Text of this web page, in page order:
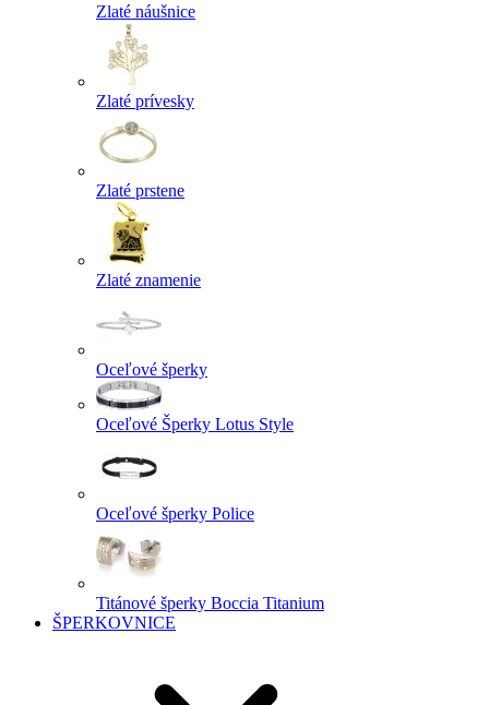
Zlaté náušnice
Zlaté prívesky
Zlaté prstene
Zlaté znamenie
Oceľové šperky
Oceľové Šperky Lotus Style
Oceľové šperky Police
Titánové šperky Boccia Titanium
ŠPERKOVNICE